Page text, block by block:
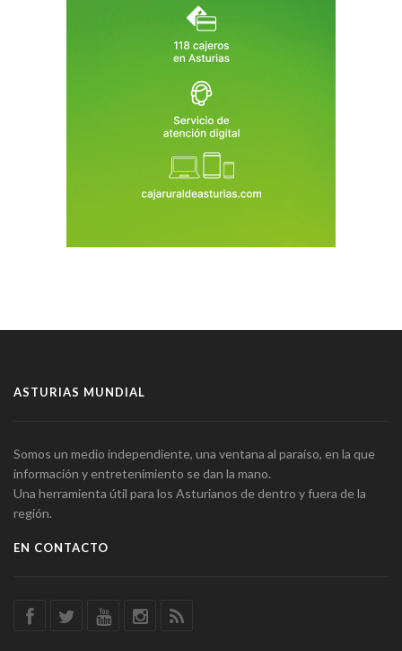
ASTURIAS MUNDIAL
Somos un medio independiente, una ventana al paraíso, en la que
información y entretenimiento se dan la mano.
Una herramienta útil para los Asturianos de dentro y fuera de la
región.
EN CONTACTO